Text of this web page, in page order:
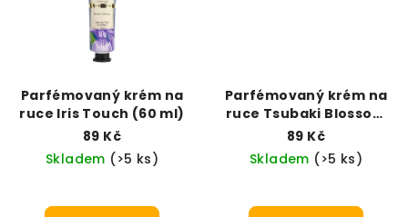
Parfémovaný krém na
ruce Iris Touch (60 ml)
89 Kč
Skladem (>5 ks)
Parfémovaný krém na
ruce Tsubaki Blossom
(60 ml)
89 Kč
Skladem (>5 ks)